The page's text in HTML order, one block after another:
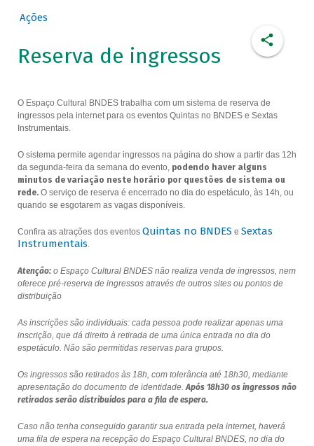
Ações
Reserva de ingressos
O Espaço Cultural BNDES trabalha com um sistema de reserva de
ingressos pela internet para os eventos Quintas no BNDES e Sextas
Instrumentais.
O sistema permite agendar ingressos na página do show a partir das 12h
da segunda-feira da semana do evento, podendo haver alguns
minutos de variação neste horário por questões de sistema ou
rede.O serviço de reserva é encerrado no dia do espetáculo, às 14h, ou
quando se esgotarem as vagas disponíveis.
Confira as atrações dos eventos Quintas no BNDES e Sextas
Instrumentais.
Atenção:o Espaço Cultural BNDES não realiza venda de ingressos, nem
oferece pré-reserva de ingressos através de outros sites ou pontos de
distribuição
As inscrições são individuais: cada pessoa pode realizar apenas uma
inscrição, que dá direito à retirada de uma única entrada no dia do
espetáculo. Não são permitidas reservas para grupos.
Os ingressos são retirados às 18h, com tolerância até 18h30, mediante
apresentação do documento de identidade.Após 18h30 os ingressos não
retirados serão distribuídos para a fila de espera.
Caso não tenha conseguido garantir sua entrada pela internet, haverá
uma fila de espera na recepção do Espaço Cultural BNDES, no dia do